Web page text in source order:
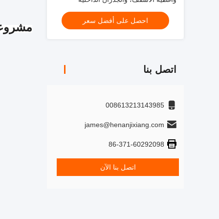
والخارجية، إلخ.
احصل على أفضل سعر
اتصل بنا
008613213143985
james@henanjixiang.com
86-371-60292098
اتصل بنا الآن